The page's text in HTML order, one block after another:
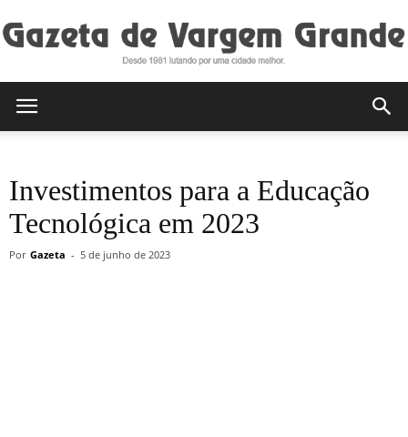
de
Investimentos para a Educação
Tecnológica em 2023
Por Gazeta - 5 de junho de 2023